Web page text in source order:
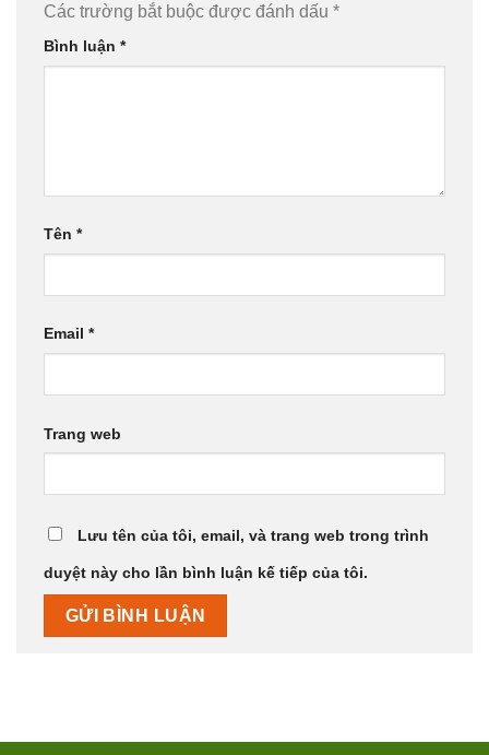
Các trường bắt buộc được đánh dấu *
Bình luận *
Tên *
Email *
Trang web
Lưu tên của tôi, email, và trang web trong trình
duyệt này cho lần bình luận kế tiếp của tôi.